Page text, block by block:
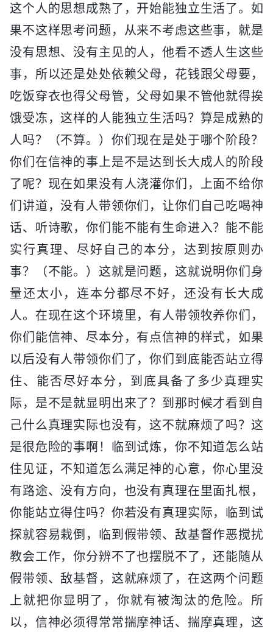
这个人的思想成熟了，开始能独立生活了。如
果不这样思考问题，从来不考虑这些事，就是
没有思想、没有主见的人，他看不透人生这些
事，所以还是处处依赖父母，花钱跟父母要，
吃饭穿衣也得父母管，父母如果不管他就得挨
饿受冻，这样的人能独立生活吗？算是成熟的
人吗？（不算。）你们现在是处于哪个阶段？
你们在信神的事上是不是达到长大成人的阶段
了呢？现在如果没有人浇灌你们，上面不给你
们讲道，没有人带领你们，让你们自己吃喝神
话、听诗歌，你们能不能有生命进入？能不能
实行真理、尽好自己的本分，达到按原则办
事？（不能。）这就是问题，这就说明你们身
量还太小，连本分都尽不好，还没有长大成
人。在现在这个环境里，有人带领牧养你们，
你们能信神、尽本分，有点信神的样式，如果
以后没有人带领你们了，你们到底能否站立得
住、能否尽好本分，到底具备了多少真理实
际，是不是就显明出来了？到那时候才看到自
己什么真理实际也没有，这不就麻烦了吗？这
是很危险的事啊！临到试炼，你不知道怎么站
住见证，不知道怎么满足神的心意，你心里没
有路途、没有方向，也没有真理在里面扎根，
你能站立得住吗？你若没有真理实际，临到试
探就容易栽倒，临到假带领、敌基督作恶搅扰
教会工作，你分辨不了也摆脱不了，还能随从
假带领、敌基督，这就麻烦了，在这两个问题
上就把你显明了，你就有被淘汰的危险。所
以，信神必须得常常揣摩神话、揣摩真理，这